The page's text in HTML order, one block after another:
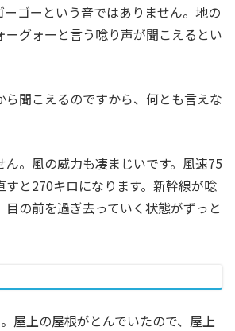
ーゴーという音ではありません。地の
ーグォーと言う唸り声が聞こえるとい
ら聞こえるのですから、何とも言えな
。風の威力も凄まじいです。風速75
すと270キロになります。新幹線が唸
目の前を過ぎ去っていく状態がずっと
屋上の屋根がとんでいたので、屋上